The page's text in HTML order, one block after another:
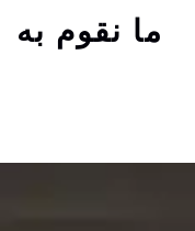
ما نقوم به